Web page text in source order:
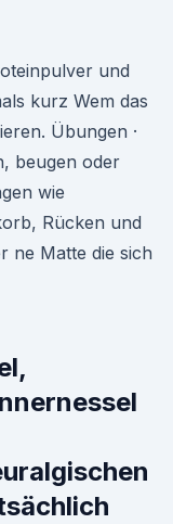
und
kurz Wem das
Übungen ·
beugen oder
wie
Rücken und
ne Matte die sich